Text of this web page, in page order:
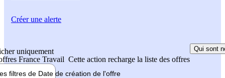
uniquement
France Travail Cette action recharge la liste des offres
Qui sont
filtres de Date de création de l'offre
Créer une alerte